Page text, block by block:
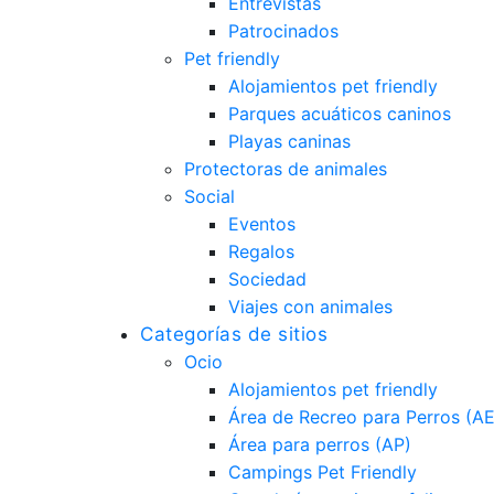
Patrocinados
Pet friendly
Alojamientos pet friendly
Parques acuáticos caninos
Playas caninas
Protectoras de animales
Social
Eventos
Regalos
Sociedad
Viajes con animales
Categorías de sitios
Ocio
Alojamientos pet friendly
Área de Recreo para Perros
Área para perros (AP)
Campings Pet Friendly